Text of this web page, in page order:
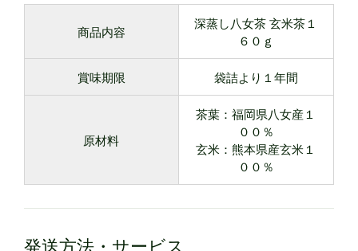
商品内容
深蒸し八女茶 玄米茶１
６０ｇ
賞味期限 袋詰より１年間
原材料
茶葉：福岡県八女産１
００％
玄米：熊本県産玄米１
００％
発送方法・サービス